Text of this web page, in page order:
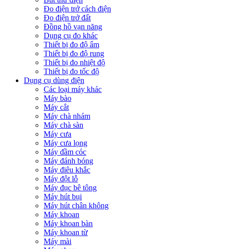
Đo điện trở cách điện
Đo điện trở đất
Đồng hồ vạn năng
Dụng cụ đo khác
Thiết bị đo độ ẩm
Thiết bị đo độ rung
Thiết bị đo nhiệt độ
Thiết bị đo tốc độ
Dụng cụ dùng điện
Các loại máy khác
Máy bào
Máy cắt
Máy chà nhám
Máy chà sàn
Máy cưa
Máy cưa lọng
Máy đầm cóc
Máy đánh bóng
Máy điêu khắc
Máy đột lỗ
Máy đục bê tông
Máy hút bụi
Máy hút chân không
Máy khoan
Máy khoan bàn
Máy khoan từ
Máy mài